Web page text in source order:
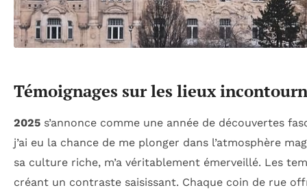
Témoignages sur les lieux
2025 s’annonce comme une année de découvertes
j’ai eu la chance de me plonger dans l’atmosphère
sa culture riche, m’a véritablement émerveillé. Les
créant un contraste saisissant. Chaque coin de rue